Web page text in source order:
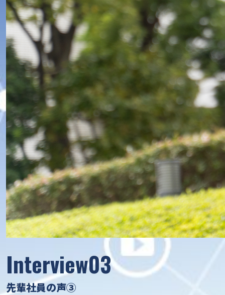
Interview03
先輩社員の声③